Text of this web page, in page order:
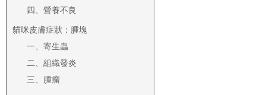
四、營養不良
貓咪皮膚症狀：腫塊
一、寄生蟲
二、組織發炎
三、腫瘤